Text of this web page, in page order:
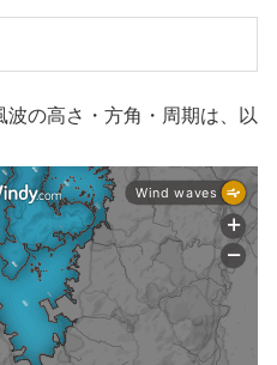
の高さ・方角・周期は、以